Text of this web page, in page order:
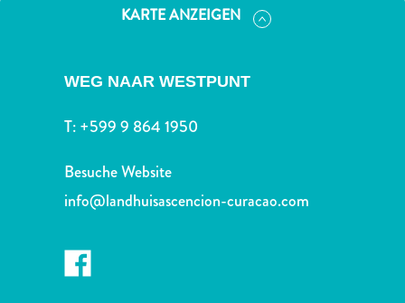
Tauchoperatoren
Touren
Unterkunft
KARTE ANZEIGEN
WEG NAAR WESTPUNT
T:+599 9 864 1950
Besuche Website
info@landhuisascencion-curacao.com